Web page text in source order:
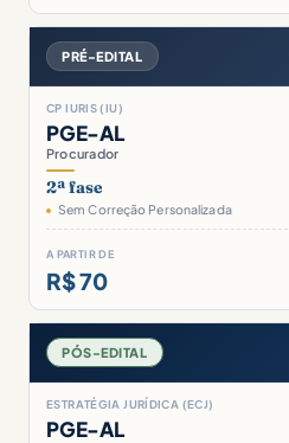
PRÉ-EDITAL
CP IURIS (IU)
PGE-AL
Procurador
2ª fase
Sem Correção Personalizada
A PARTIR DE
R$ 70
PÓS-EDITAL
ESTRATÉGIA JURÍDICA (ECJ)
PGE-AL